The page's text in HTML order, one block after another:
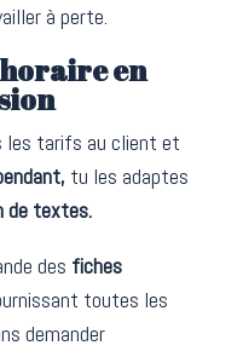
à perte.
en
les tarifs au client et
tu les adaptes
de textes.
des fiches
toutes les
demander